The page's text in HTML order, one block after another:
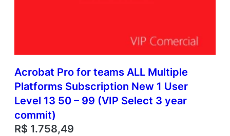
Acrobat Pro for teams ALL Multiple
Platforms Subscription New 1 User
Level 13 50 – 99 (VIP Select 3 year
commit)
R$ 1.758,49